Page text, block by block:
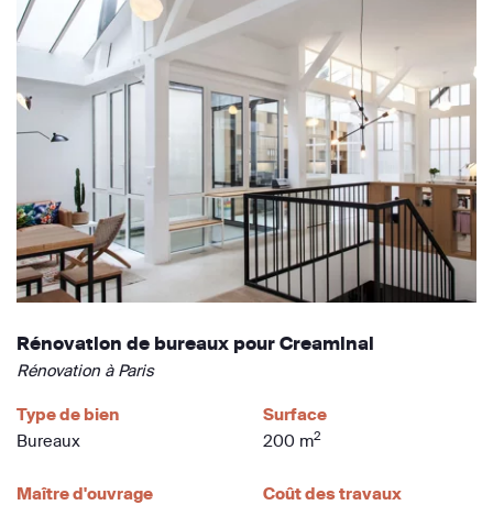
Rénovation de bureaux pour Creaminal
Rénovation à Paris
Type de bien
Bureaux
Surface
200 m2
Maître d'ouvrage
Coût des travaux